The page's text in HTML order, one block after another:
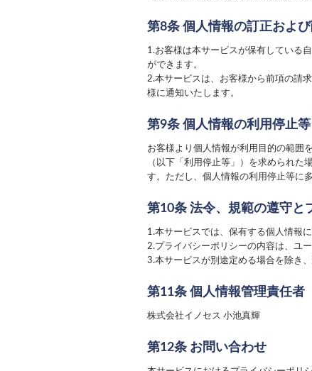
第8条 個人情報の訂正およ
1.お客様は本サービスが保有している
ができます。
2.本サービスは、お客様から前項の請
様に通知いたします。
第9条 個人情報の利用停止等
お客様より個人情報が利用目的の範囲
（以下「利用停止等」）を求められ
す。ただし、個人情報の利用停止等に
第10条 法令、規範の遵守と
1.本サービスでは、保有する個人情報
2.プライバシーポリシーの内容は、ユ
3.本サービスが別途定める場合を除き
第11条 個人情報管理責任者
株式会社イノセス 小池真輝
第12条 お問い合わせ